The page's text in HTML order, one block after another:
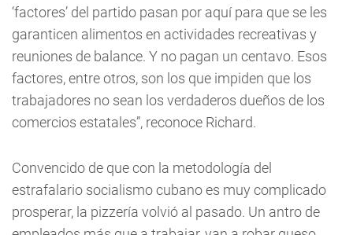
‘factores’ del partido pasan por aquí para que se les
garanticen alimentos en actividades recreativas y
reuniones de balance. Y no pagan un centavo. Esos
factores, entre otros, son los que impiden que los
trabajadores no sean los verdaderos dueños de los
comercios estatales”, reconoce Richard.
Convencido de que con la metodología del
estrafalario socialismo cubano es muy complicado
prosperar, la pizzería volvió al pasado. Un antro de